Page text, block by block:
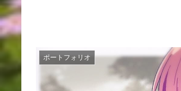
ポートフォリオ